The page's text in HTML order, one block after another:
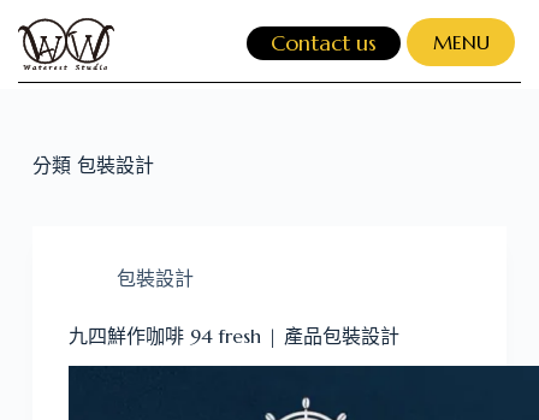
跳
至
主
容
Contact us
MENU
CLOSE
分類包裝設計
包裝設計
九四鮮作咖啡 94 fresh | 產品包裝設計